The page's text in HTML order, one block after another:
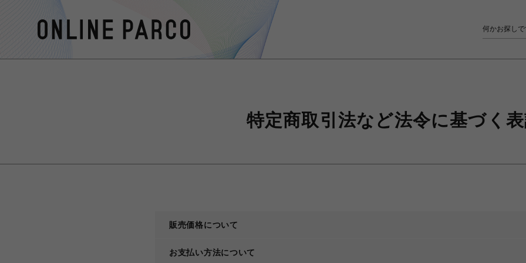
特定商取引法など法令に基づく
販売価格について
お支払い方法について